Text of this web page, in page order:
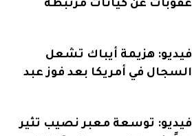
عقوبات عن كيانات مرتبطة
فيديو: هزيمة أيباك تشعل
السجال في أمريكا بعد فوز عبد
فيديو: توسعة معبر نصيب تثير